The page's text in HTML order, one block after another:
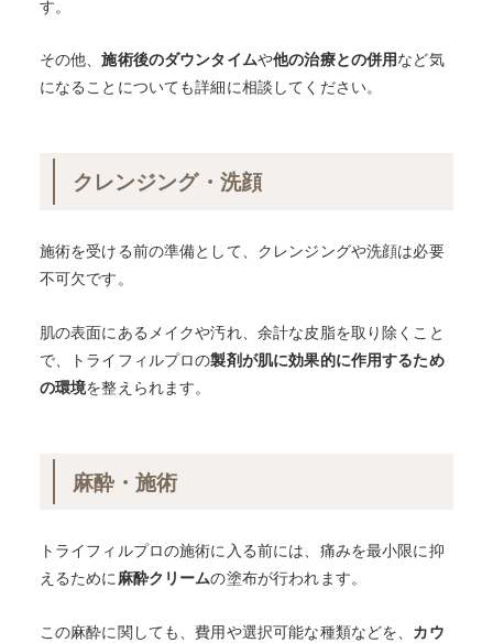
す。
その他、施術後のダウンタイムや他の治療との併用など気
になることについても詳細に相談してください。
クレンジング・洗顔
施術を受ける前の準備として、クレンジングや洗顔は必要
不可欠です。
肌の表面にあるメイクや汚れ、余計な皮脂を取り除くこと
で、トライフィルプロの製剤が肌に効果的に作用するため
の環境を整えられます。
麻酔・施術
トライフィルプロの施術に入る前には、痛みを最小限に抑
えるために麻酔クリームの塗布が行われます。
この麻酔に関しても、費用や選択可能な種類などを、 カウ